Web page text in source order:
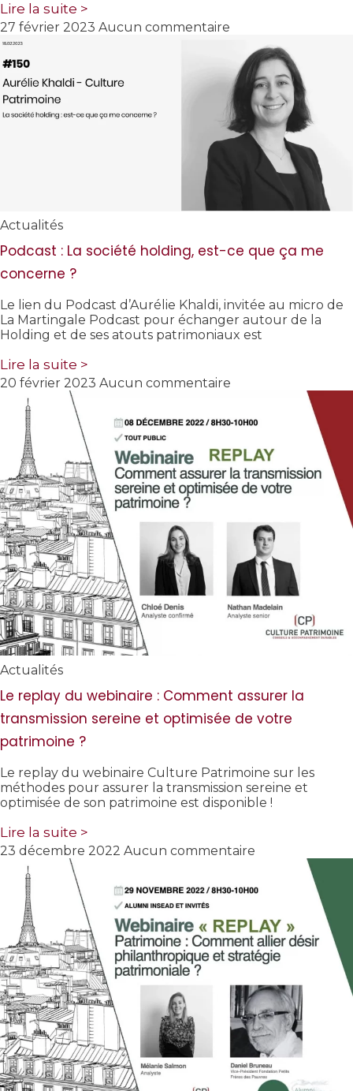
Lire la suite >
27 février 2023 Aucun commentaire
Actualités
Podcast : La société holding, est-ce que ça me
concerne ?
Le lien du Podcast d’Aurélie Khaldi, invitée au micro de
La Martingale Podcast pour échanger autour de la
Holding et de ses atouts patrimoniaux est
Lire la suite >
20 février 2023 Aucun commentaire
Actualités
Le replay du webinaire : Comment assurer la
transmission sereine et optimisée de votre
patrimoine ?
Le replay du webinaire Culture Patrimoine sur les
méthodes pour assurer la transmission sereine et
optimisée de son patrimoine est disponible !
Lire la suite >
23 décembre 2022 Aucun commentaire